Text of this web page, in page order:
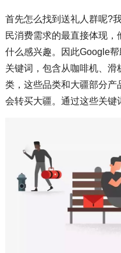
首先怎么找到送礼人群呢?
民消费需求的最直接体现
什么感兴趣。因此Google
关键词，包含从咖啡机、
类，这些品类和大疆部分
会转买大疆。通过这些关键